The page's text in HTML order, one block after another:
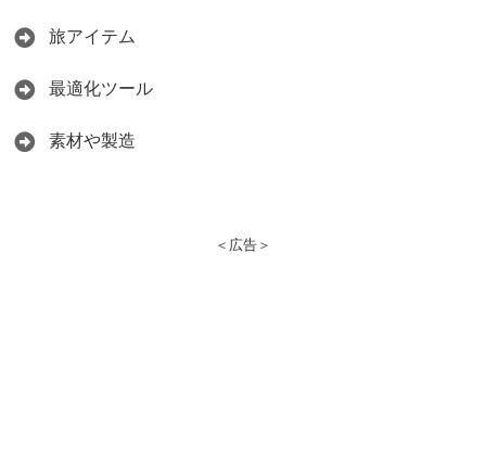
旅アイテム
最適化ツール
素材や製造
＜広告＞